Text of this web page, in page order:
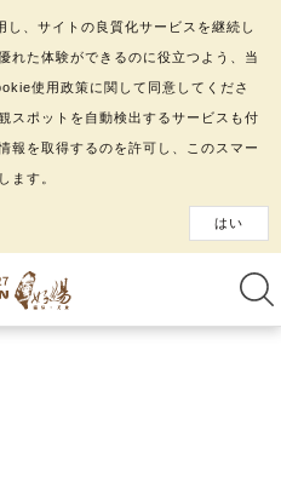
、サイトの良質化サービスを継続し
れた体験ができるのに役立つよう、当
使用政策に関して同意してくださ
スポットを自動検出するサービスも付
報を取得するのを許可し、このスマー
ます。
はい